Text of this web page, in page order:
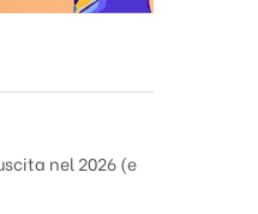
nel 2026 (e